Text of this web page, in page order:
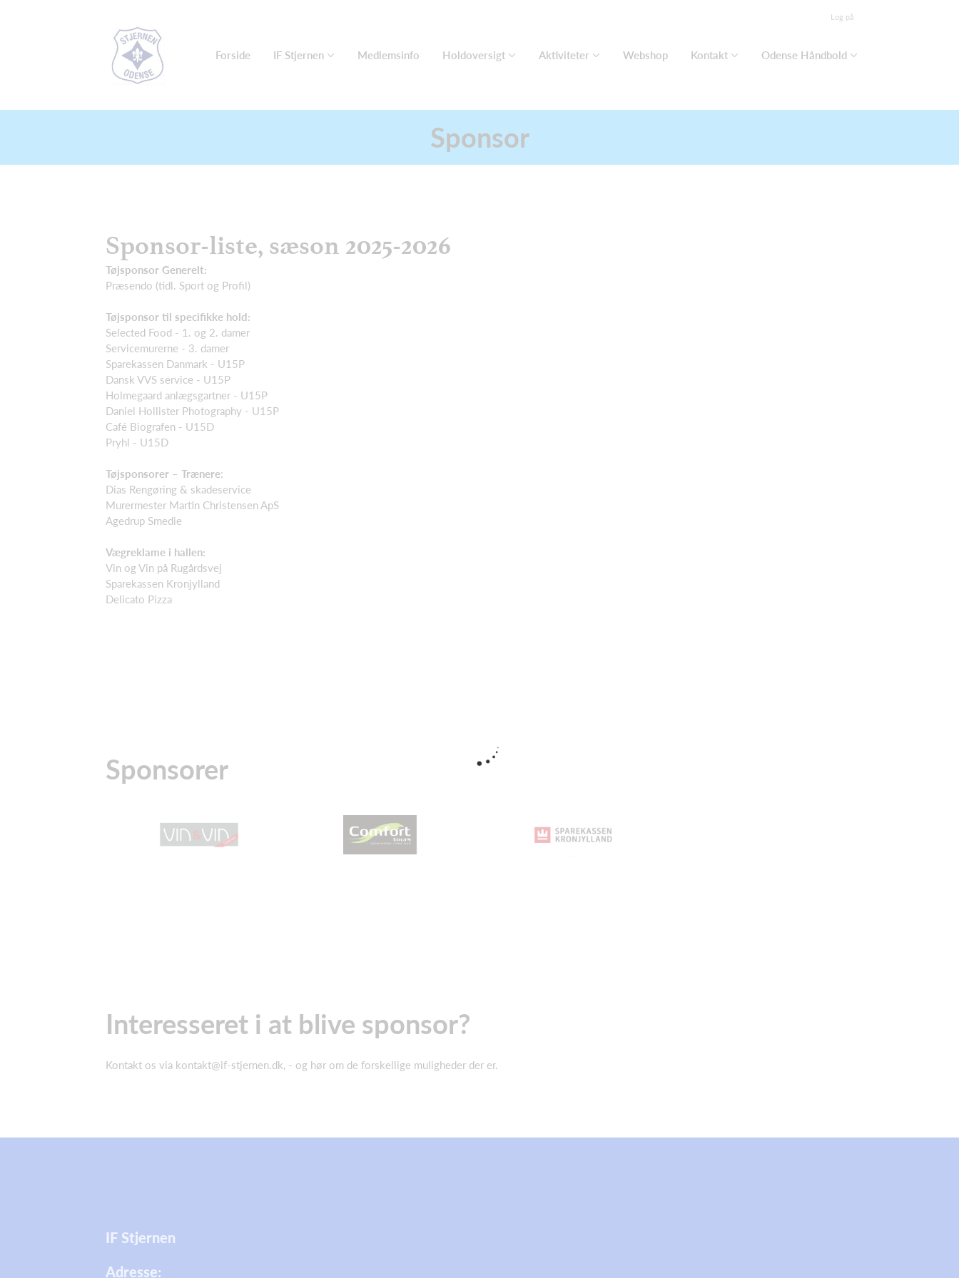
Log på
Forside IF Stjernen Medlemsinfo Holdoversigt Aktiviteter Webshop Kontakt Odense Håndbold
Sponsor
Sponsor-liste, sæson 2025-2026
Tøjsponsor Generelt:
Præsendo (tidl. Sport og Profil)
Tøjsponsor til specifikke hold:
Selected Food - 1. og 2. damer
Servicemurerne - 3. damer
Sparekassen Danmark - U15P
Dansk VVS service - U15P
Holmegaard anlægsgartner - U15P
Daniel Hollister Photography - U15P
Café Biografen - U15D
Pryhl - U15D
Tøjsponsorer – Trænere:
Dias Rengøring & skadeservice
Murermester Martin Christensen ApS
Agedrup Smedie
Vægreklame i hallen:
Vin og Vin på Rugårdsvej
Sparekassen Kronjylland
Delicato Pizza
Sponsorer
Interesseret i at blive sponsor?
Kontakt os via kontakt@if-stjernen.dk , - og hør om de forskellige muligheder der er.
IF Stjernen
Adresse: